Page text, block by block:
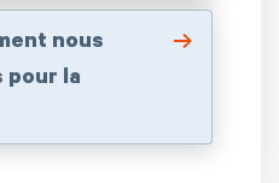
nous
pour la